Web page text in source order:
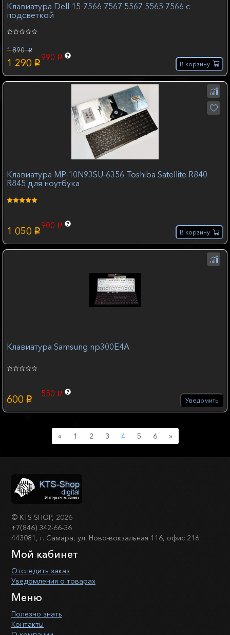
Клавиатура Dell 15-7566 7567 5567 5565 7566 с
подсветкой
1 890 p
1 290 p
990 p
В корзину
Клавиатура MP-10N93SU-6356 Toshiba Satellite R840
R845 для ноутбука
1 050 p
900 p
В корзину
Клавиатура Samsung np300E4A
600 p
550 p
Уведомить
«Previous
1 2 3 4 5 6 »Next
© KTS-SHOP, 2026
+7(846) 342-66-36
443081, г. Самара, ул. Ново-вокзальная 116, офис 216
Мой кабинет
Отследить заказ
Уведомления о товарах
Меню
Полезно знать
Контакты